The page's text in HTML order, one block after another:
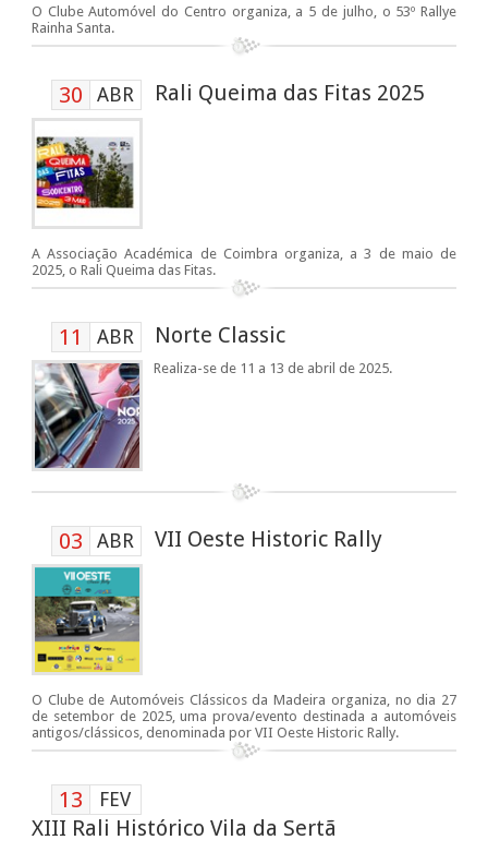
O Clube Automóvel do Centro organiza, a 5 de julho, o 53º Rallye
Rainha Santa.
30 ABR Rali Queima das Fitas 2025
A Associação Académica de Coimbra organiza, a 3 de maio de
2025, o Rali Queima das Fitas.
11 ABR Norte Classic
Realiza-se de 11 a 13 de abril de 2025.
03 ABR VII Oeste Historic Rally
O Clube de Automóveis Clássicos da Madeira organiza, no dia 27
de setembor de 2025, uma prova/evento destinada a automóveis
antigos/clássicos, denominada por VII Oeste Historic Rally.
13 FEV
XIII Rali Histórico Vila da Sertã